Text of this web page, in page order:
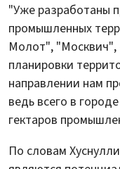
"Уже разработаны
промышленных
Молот", "Москвич",
планировки
направлении нам
ведь всего в
гектаров
По словам